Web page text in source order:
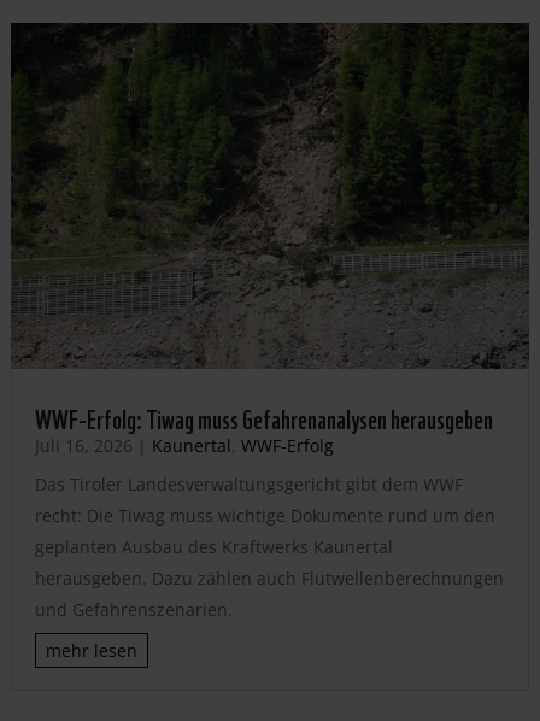
WWF-Erfolg: Tiwag muss Gefahrenanalysen herausgeben
Juli 16, 2026 | Kaunertal, WWF-Erfolg
Das Tiroler Landesverwaltungsgericht gibt dem WWF
recht: Die Tiwag muss wichtige Dokumente rund um den
geplanten Ausbau des Kraftwerks Kaunertal
herausgeben. Dazu zählen auch Flutwellenberechnungen
und Gefahrenszenarien.
mehr lesen